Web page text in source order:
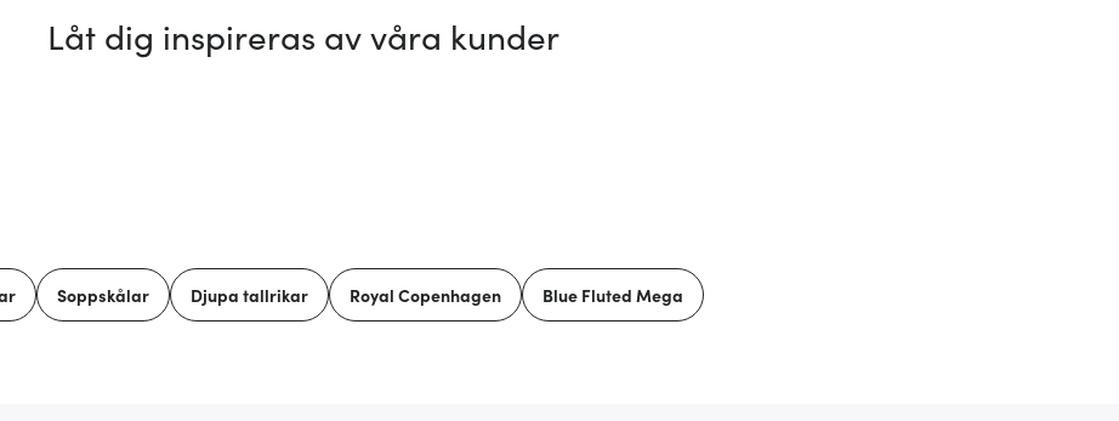
Låt dig inspireras av våra kunder
Soppskålar Djupa tallrikar Royal Copenhagen Blue Fluted Mega